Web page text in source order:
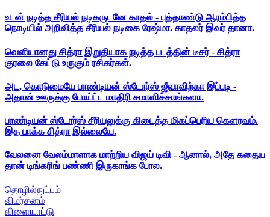
உடன் நடித்த சீரியல் நடிகருடனே காதல் - புத்தாண்டு ஆரம்பித்த
நொடியில் அறிவித்த சீரியல் நடிகை ரேஷ்மா. காதலர் இவர் தானா.
வெளியானது சித்ரா இறுதியாக நடித்த படத்தின் டீசர் - சித்ரா
குரலை கேட்டு உருகும் ரசிகர்கள்.
அட, கொடுமையே பாண்டியன் ஸ்டோர்ஸ் ஜீவாவிற்கா இப்படி -
அதான் ஊருக்கு போய்ட்ட மாதிரி சமாளிச்சாங்களா.
பாண்டியன் ஸ்டோர்ஸ் சீரியலுக்கு கிடைத்த மிகப்பெரிய கௌரவம்.
இத பாக்க சித்ரா இல்லையே.
வேலனை வேலம்மாளாக மாற்றிய விஜய் டிவி - ஆனால், அதே கதைய
தான் டிங்கரிங் பண்ணி இருகாங்க போல.
தொழில்நுட்பம்
விமர்சனம்
விளையாட்டு